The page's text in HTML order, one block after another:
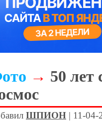
→ 50 лет
ШПИОН | 11-